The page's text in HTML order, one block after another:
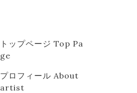
トップページ Top Pa
ge
プロフィール About
artist